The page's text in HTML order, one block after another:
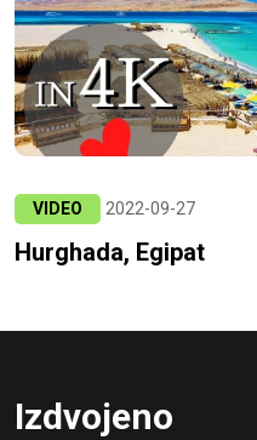
VIDEO 2022-09-27
Hurghada, Egipat
Izdvojeno